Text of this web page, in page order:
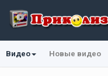
Видео Новые видео